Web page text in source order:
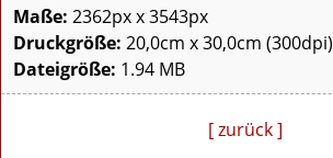
Maße: 2362px x 3543px
Druckgröße: 20,0cm x 30,0cm (300dpi)
Dateigröße: 1.94 MB
[ zurück ]